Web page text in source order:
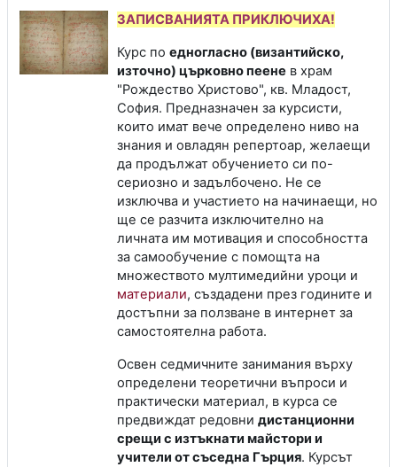
ЗАПИСВАНИЯТА ПРИКЛЮЧИХА!
Курс по едногласно (византийско,
източно) църковно пеене в храм
"Рождество Христово", кв. Младост,
София. Предназначен за курсисти,
които имат вече определено ниво на
знания и овладян репертоар, желаещи
да продължат обучението си по-
сериозно и задълбочено. Не се
изключва и участието на начинаещи, но
ще се разчита изключително на
личната им мотивация и способността
за самообучение с помощта на
множеството мултимедийни уроци и
материали, създадени през годините и
достъпни за ползване в интернет за
самостоятелна работа.
Освен седмичните занимания върху
определени теоретични въпроси и
практически материал, в курса се
предвиждат редовни дистанционни
срещи с изтъкнати майстори и
учители от съседна Гърция. Курсът